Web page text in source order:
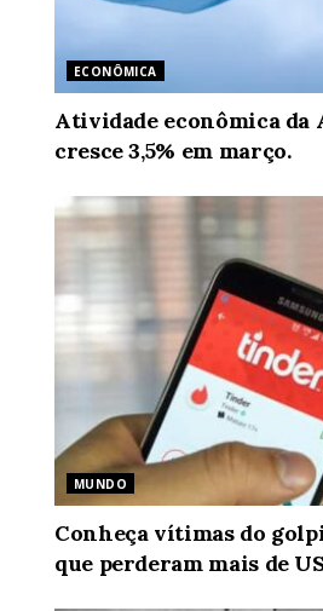
ECONÔMICA
Atividade econômica
cresce 3,5% em março.
MUNDO
Conheça vítimas do
que perderam mais de